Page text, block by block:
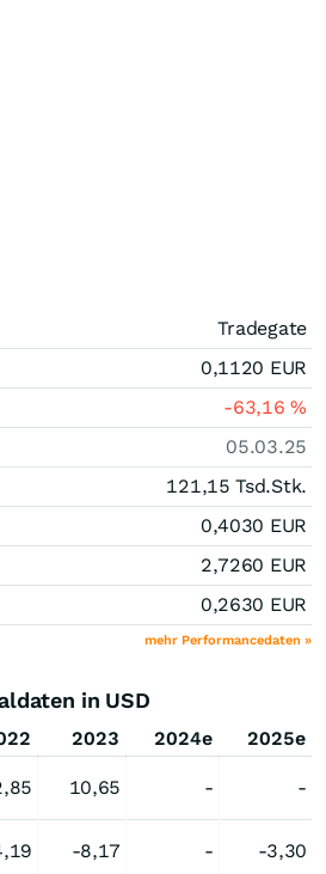
Tradegate
0,1120 EUR
-63,16%
05.03.25
121,15 Tsd.Stk.
0,4030 EUR
2,7260 EUR
0,2630 EUR
mehr Performancedaten »
in USD
2023 2024e
2025e
10,65 - -
-8,17 - -3,30